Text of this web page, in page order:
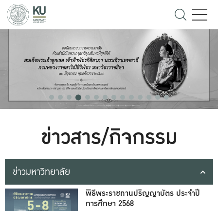
ข่าวสาร/กิจกรรม
ข่าวมหาวิทยาลัย
พิธีพระราชทานปริญญาบัตร ประจำปี
การศึกษา 2568